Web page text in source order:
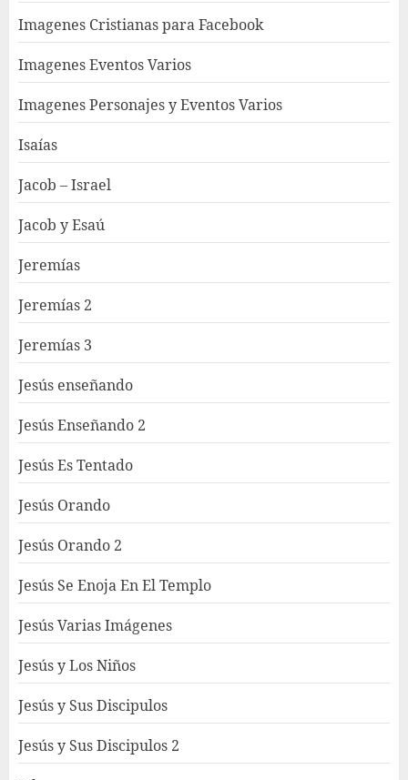
Imagenes Cristianas para Facebook
Imagenes Eventos Varios
Imagenes Personajes y Eventos Varios
Isaías
Jacob – Israel
Jacob y Esaú
Jeremías
Jeremías 2
Jeremías 3
Jesús enseñando
Jesús Enseñando 2
Jesús Es Tentado
Jesús Orando
Jesús Orando 2
Jesús Se Enoja En El Templo
Jesús Varias Imágenes
Jesús y Los Niños
Jesús y Sus Discipulos
Jesús y Sus Discipulos 2